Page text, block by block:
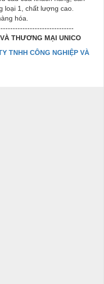
loại 1, chất lượng cao.
hóa.
THƯƠNG MẠI UNICO
TNHH CÔNG NGHIỆP VÀ